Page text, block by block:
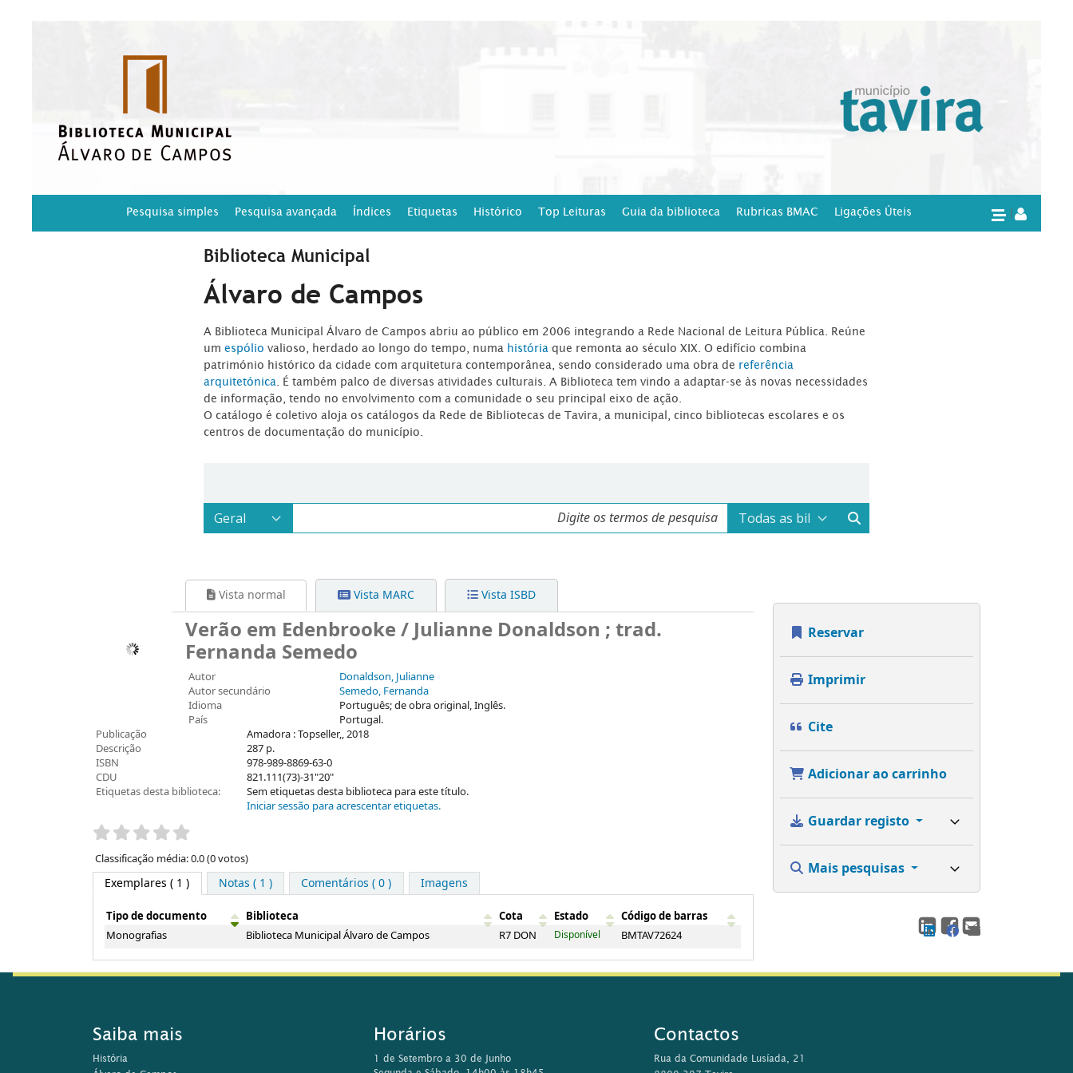
Pesquisa simples Pesquisa avançada Índices Etiquetas Histórico Top Leituras Guia da biblioteca Rubricas BMAC Ligações Úteis
Biblioteca Municipal
Álvaro de Campos
A Biblioteca Municipal Álvaro de Campos abriu ao público em 2006 integrando a Rede Nacional de Leitura Pública. Reúne
um espólio valioso, herdado ao longo do tempo, numa história que remonta ao século XIX. O edifício combina
património histórico da cidade com arquitetura contemporânea, sendo considerado uma obra de referência
arquitetónica . É também palco de diversas atividades culturais. A Biblioteca tem vindo a adaptar-se às novas necessidades
de informação, tendo no envolvimento com a comunidade o seu principal eixo de ação.
O catálogo é coletivo aloja os catálogos da Rede de Bibliotecas de Tavira, a municipal, cinco bibliotecas escolares e os
centros de documentação do município.
Vista normal Vista MARC Vista ISBD
Verão em Edenbrooke / Julianne Donaldson ; trad.
Fernanda Semedo
Autor
Donaldson, Julianne
Autor secundário
Semedo, Fernanda
Idioma
Português; de obra original, Inglês.
País
Portugal.
Publicação
Amadora : Topseller,, 2018
Descrição
287 p.
ISBN
978-989-8869-63-0
CDU
821.111(73)-31"20"
Etiquetas desta biblioteca:
Sem etiquetas desta biblioteca para este título.
Iniciar sessão para acrescentar etiquetas.
Pontuação
Classificação média: 0.0 (0 votos)
Exemplares ( 1 ) Notas ( 1 ) Comentários ( 0 ) Imagens
Exemplares
Tipo de documento Biblioteca Cota Estado
Código de barras
Monografias
Biblioteca Municipal Álvaro de Campos R7 DON Disponível BMTAV72624
Reservar
Imprimir
Cite
Adicionar ao carrinho
Guardar registo
Mais pesquisas
Saiba mais
História
Horários
1 de Setembro a 30 de Junho
Contactos
Rua da Comunidade Lusíada, 21